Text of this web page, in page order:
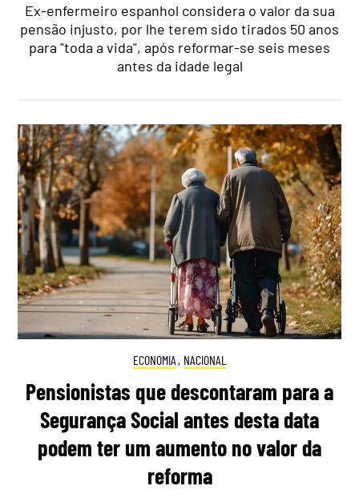
Ex-enfermeiro espanhol considera o valor da sua
pensão injusto, por lhe terem sido tirados 50 anos
para "toda a vida", após reformar-se seis meses
antes da idade legal
ECONOMIA , NACIONAL
Pensionistas que descontaram para a
Segurança Social antes desta data
podem ter um aumento no valor da
reforma